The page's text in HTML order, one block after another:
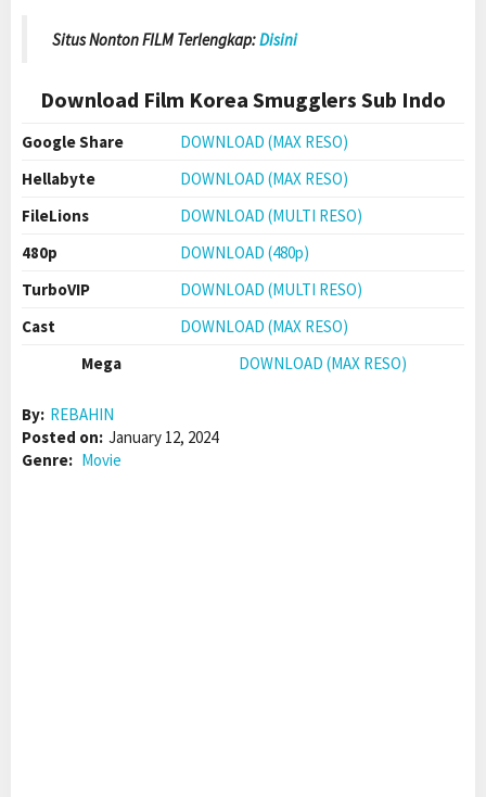
Situs Nonton FILM Terlengkap:Disini
Download Film Korea Smugglers Sub Indo
Google Share
DOWNLOAD (MAX RESO)
Hellabyte
DOWNLOAD (MAX RESO)
FileLions
DOWNLOAD (MULTI RESO)
480p
DOWNLOAD (480p)
TurboVIP
DOWNLOAD (MULTI RESO)
Cast
DOWNLOAD (MAX RESO)
Mega
DOWNLOAD (MAX RESO)
By: REBAHIN
Posted on: January 12, 2024
Genre: Movie